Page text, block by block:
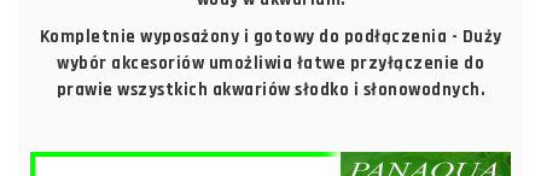
Kompletnie wyposażony i gotowy do podłączenia - Duży
wybór akcesoriów umożliwia łatwe przyłączenie do
prawie wszystkich akwariów słodko i słonowodnych.